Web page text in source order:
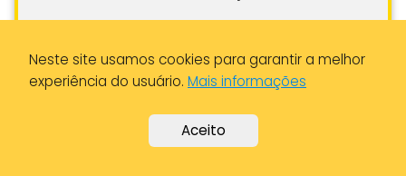
Informações de Contato
R. de Cicioso 29, 7000-649 Évora,
Portugal
Neste site usamos cookies para garantir a melhor
experiência do usuário. Mais informações
Aceito